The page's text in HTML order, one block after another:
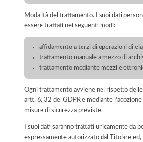
Modalità del trattamento. I suoi dati
essere trattati nei seguenti modi:
affidamento a terzi di operazioni di
trattamento manuale a mezzo di
trattamento mediante mezzi
Ogni trattamento avviene nel rispetto delle
artt. 6, 32 del GDPR e mediante l'adozione
misure di sicurezza previste.
I suoi dati saranno trattati unicamente da
espressamente autorizzato dal Titolare ed,